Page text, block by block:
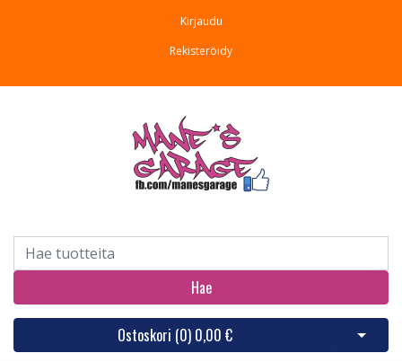
Kirjaudu
Rekisteröidy
Hae
Ostoskori (0) 0,00 € Avaa